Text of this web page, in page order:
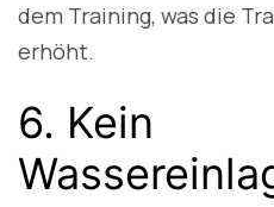
dem Training, was die
erhöht.
6. Kein